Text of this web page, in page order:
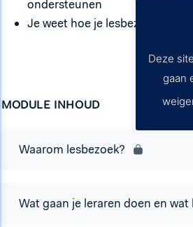
ondersteunen
Je weet hoe je lesbezoek zelf
MODULE INHOUD
Waarom lesbezoek?
Wat gaan je leraren doen en
Deze
gaan